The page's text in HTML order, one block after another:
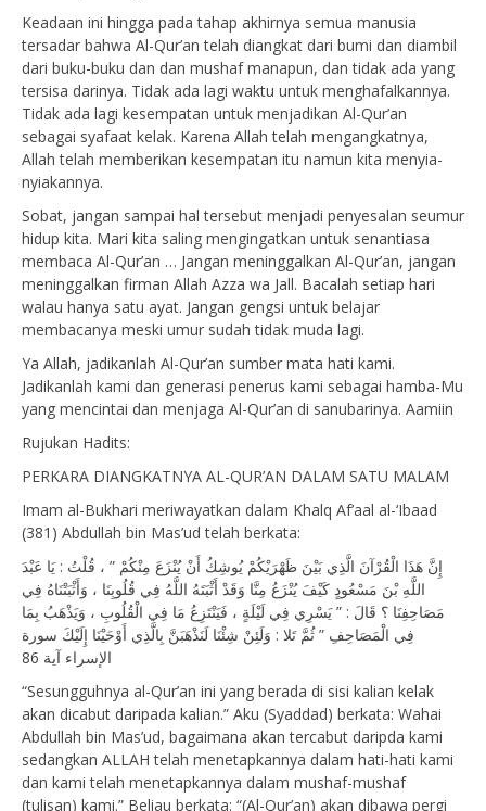
Keadaan ini hingga pada tahap akhirnya semua manusia
tersadar bahwa Al-Qur’an telah diangkat dari bumi dan diambil
dari buku-buku dan dan mushaf manapun, dan tidak ada yang
tersisa darinya. Tidak ada lagi waktu untuk menghafalkannya.
Tidak ada lagi kesempatan untuk menjadikan Al-Qur’an
sebagai syafaat kelak. Karena Allah telah mengangkatnya,
Allah telah memberikan kesempatan itu namun kita menyia-
nyiakannya.
Sobat, jangan sampai hal tersebut menjadi penyesalan seumur
hidup kita. Mari kita saling mengingatkan untuk senantiasa
membaca Al-Qur’an … Jangan meninggalkan Al-Qur’an, jangan
meninggalkan firman Allah Azza wa Jall. Bacalah setiap hari
walau hanya satu ayat. Jangan gengsi untuk belajar
membacanya meski umur sudah tidak muda lagi.
Ya Allah, jadikanlah Al-Qur’an sumber mata hati kami.
Jadikanlah kami dan generasi penerus kami sebagai hamba-Mu
yang mencintai dan menjaga Al-Qur’an di sanubarinya. Aamiin
Rujukan Hadits:
PERKARA DIANGKATNYA AL-QUR’AN DALAM SATU MALAM
Imam al-Bukhari meriwayatkan dalam Khalq Af’aal al-‘Ibaad
(381) Abdullah bin Mas’ud telah berkata:
إِنَّ هَذَا الْقُرْآنَ الَّذِي بَيْنَ ظَهْرَيْكُمْ يُوشِكُ أَنْ يُنْزَعَ مِنْكُمْ ” ، قُلْتُ : يَا عَبْدَ
اللَّهِ بْنَ مَسْعُودٍ كَيْفَ يُنْزَعُ مِنَّا وَقَدْ أَثْبَتَهُ اللَّهُ فِي قُلُوبِنَا ، وَأَثْبَتْنَاهُ فِي
مَصَاحِفِنَا ؟ قَالَ : ” يَسْرِي فِي لَيْلَةٍ ، فَيَنْتَزِعُ مَا فِي الْقُلُوبِ ، وَيَذْهَبُ بِمَا
فِي الْمَصَاحِفِ ” ثُمَّ تَلا : وَلَئِنْ شِئْنَا لَنَذْهَبَنَّ بِالَّذِي أَوْحَيْنَا إِلَيْكَ سورة
الإسراء آية 86
“Sesungguhnya al-Qur’an ini yang berada di sisi kalian kelak
akan dicabut daripada kalian.” Aku (Syaddad) berkata: Wahai
Abdullah bin Mas’ud, bagaimana akan tercabut daripda kami
sedangkan ALLAH telah menetapkannya dalam hati-hati kami
dan kami telah menetapkannya dalam mushaf-mushaf
(tulisan) kami.” Beliau berkata: “(Al-Qur’an) akan dibawa pergi